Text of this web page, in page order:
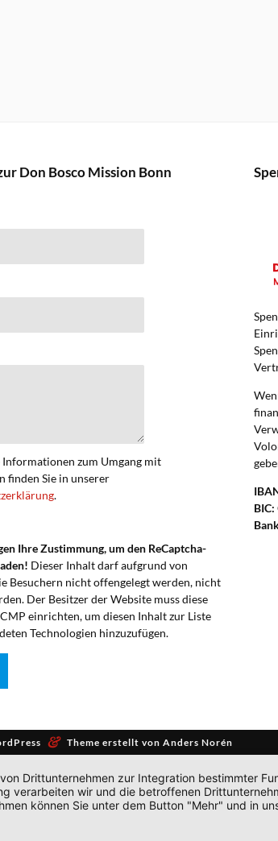
Don Bosco Mission Bonn
zum Umgang mit
finden Sie in unserer
.
Ihre Zustimmung, um den ReCaptcha-
Dieser Inhalt darf aufgrund von
Besuchern nicht offengelegt werden, nicht
Der Besitzer der Website muss diese
einrichten, um diesen Inhalt zur Liste
Technologien hinzuzufügen.
BIC:
& Theme erstellt von Anders Norén
Drittunternehmen zur Integration bestimmter
verarbeiten wir und die betroffenen
können Sie unter dem Button "Mehr" und in